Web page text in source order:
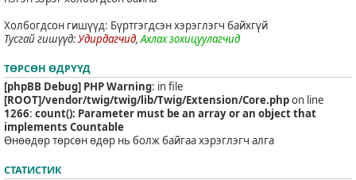
Холбогдсон гишүүд: Бүртгэгдсэн хэрэглэгч байхгүй
Тусгай гишүүд:Удирдагчид,Ахлах зохицуулагчид
ТӨРСӨН ӨДРҮҮД
[phpBB Debug] PHP Warning: in file
[ROOT]/vendor/twig/twig/lib/Twig/Extension/Core.phpon line
1266: count(): Parameter must be an array or an object that
implements Countable
Өнөөдөр төрсөн өдөр нь болж байгаа хэрэглэгч алга
СТАТИСТИК